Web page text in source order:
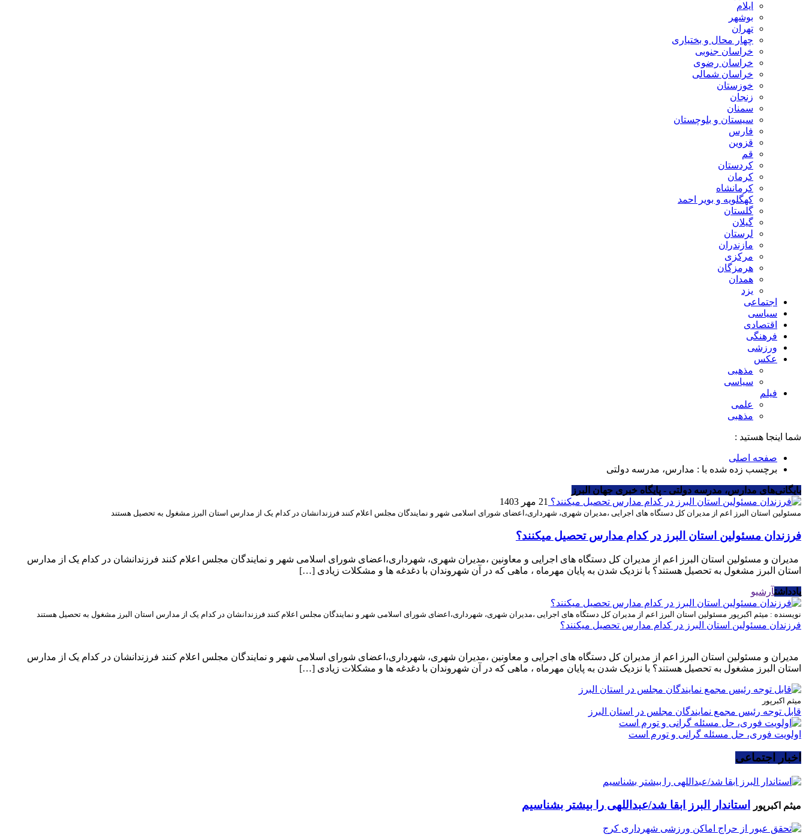
ایلام
بوشهر
تهران
چهار محال و بختیاری
خراسان جنوبی
خراسان رضوی
خراسان شمالی
خوزستان
زنجان
سمنان
سیستان و بلوچستان
فارس
قزوین
قم
کردستان
کرمان
کرمانشاه
کهگلویه و بویر احمد
گلستان
گیلان
لرستان
مازندران
مرکزی
هرمزگان
همدان
یزد
اجتماعی
سیاسی
اقتصادی
فرهنگی
ورزشی
عکس
مذهبی
سیاسی
فیلم
علمی
مذهبی
شما اینجا هستید :
صفحه اصلی
برچسب زده شده با : مدارس، مدرسه دولتی
بایگانی‌های مدارس، مدرسه دولتی - پایگاه خبری جهان البرز
21 مهر 1403
مسئولین استان البرز اعم از مدیران کل دستگاه های اجرایی ،مدیران شهری، شهرداری،اعضای شورای اسلامی شهر و نمایندگان مجلس اعلام کنند فرزندانشان در کدام یک از مدارس استان البرز مشغول به تحصیل هستند
فرزندان مسئولین استان البرز در کدام مدارس تحصیل میکنند؟
مدیران و مسئولین استان البرز اعم از مدیران کل دستگاه های اجرایی و معاونین ،مدیران شهری، شهرداری،اعضای شورای اسلامی شهر و نمایندگان مجلس اعلام کنند فرزندانشان در کدام یک از مدارس
استان البرز مشغول به تحصیل هستند؟ با نزدیک شدن به پایان مهرماه ، ماهی که در آن شهروندان با دغدغه ها و مشکلات زیادی […]
یادداشتآرشیو
نویسنده : میثم اکبرپور مسئولین استان البرز اعم از مدیران کل دستگاه های اجرایی ،مدیران شهری، شهرداری،اعضای شورای اسلامی شهر و نمایندگان مجلس اعلام کنند فرزندانشان در کدام یک از مدارس استان البرز مشغول به تحصیل هستند
فرزندان مسئولین استان البرز در کدام مدارس تحصیل میکنند؟
مدیران و مسئولین استان البرز اعم از مدیران کل دستگاه های اجرایی و معاونین ،مدیران شهری، شهرداری،اعضای شورای اسلامی شهر و نمایندگان مجلس اعلام کنند فرزندانشان در کدام یک از مدارس
استان البرز مشغول به تحصیل هستند؟ با نزدیک شدن به پایان مهرماه ، ماهی که در آن شهروندان با دغدغه ها و مشکلات زیادی […]
میثم اکبرپور
قابل توجه رئیس مجمع نمایندگان مجلس در استان البرز
اولویت فوری، حل مسئله گرانی و تورم است
اخبار اجتماعی
میثم اکبرپور استاندار البرز ابقا شد/عبداللهی را بیشتر بشناسیم